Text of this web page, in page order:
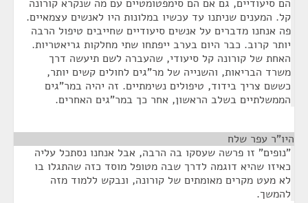
הם סיעודיים, גם אם הם סימפטומטיים עם מה שנקרא קורונה
קל. המענים שניתנו עד עכשיו במלונות היו לאנשים עצמאיים.
פה אנחנו מדברים על אנשים סיעודיים שחייבים טיפול הרבה
יותר קרוב. כבר היום בערב ייפתחו שתי מחלקות גריאטריות.
האחת של קורונה קל סיעודי, שהעברה לשם תיעשה דרך
משרד הבריאות, והשנייה של מר"גים לחולים קשים יותר,
כששם צריך בידוד, טיפולים נשימתיים. זה יהיה במר"גים
הממשלתיים בשלב הראשון, אחר כך במר"גים האחרים.
היו"ר עפר שלח
"נופים" זו פרשה שעסקו בה הרבה, אבל אנחנו נסתכל עליה
כאיזו שהיא דוגמה לדרך שבה מטופל מוסד כזה שהתגלו בו
לא מעט מקרים מאומתים של קורונה, ונבקש ללמוד מזה
להמשך.